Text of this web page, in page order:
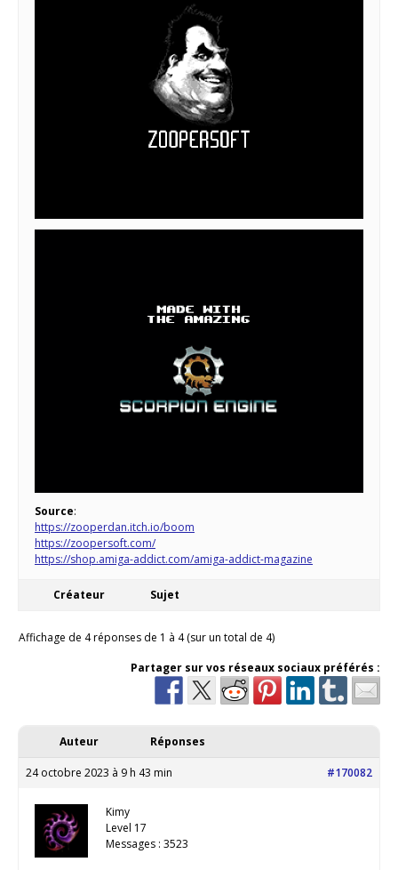
Source:
https://zooperdan.itch.io/boom
https://zoopersoft.com/
https://shop.amiga-addict.com/amiga-addict-magazine
Créateur Sujet
Affichage de 4 réponses de 1 à 4 (sur un total de 4)
Partager sur vos réseaux sociaux préférés :
Auteur Réponses
24 octobre 2023 à 9 h 43 min #170082
Kimy
Level 17
Messages : 3523